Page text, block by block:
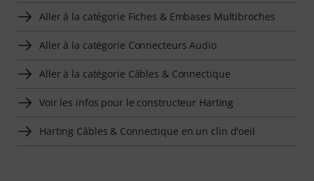
Aller à la catégorie Fiches & Embases Multibroches
Aller à la catégorie Connecteurs Audio
Aller à la catégorie Câbles & Connectique
Voir les infos pour le constructeur Harting
Harting Câbles & Connectique en un clin d'oeil